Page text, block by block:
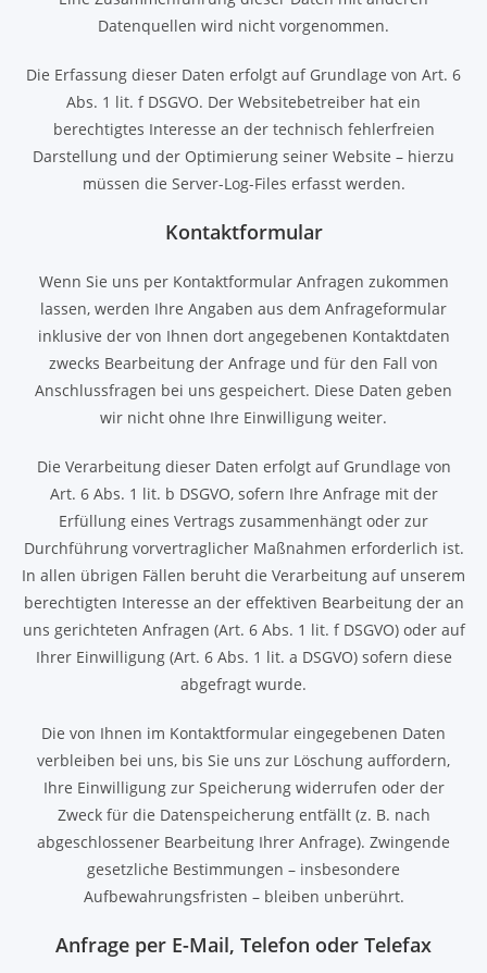
Datenquellen wird nicht vorgenommen.
Die Erfassung dieser Daten erfolgt auf Grundlage von Art. 6
Abs. 1 lit. f DSGVO. Der Websitebetreiber hat ein
berechtigtes Interesse an der technisch fehlerfreien
Darstellung und der Optimierung seiner Website – hierzu
müssen die Server-Log-Files erfasst werden.
Kontaktformular
Wenn Sie uns per Kontaktformular Anfragen zukommen
lassen, werden Ihre Angaben aus dem Anfrageformular
inklusive der von Ihnen dort angegebenen Kontaktdaten
zwecks Bearbeitung der Anfrage und für den Fall von
Anschlussfragen bei uns gespeichert. Diese Daten geben
wir nicht ohne Ihre Einwilligung weiter.
Die Verarbeitung dieser Daten erfolgt auf Grundlage von
Art. 6 Abs. 1 lit. b DSGVO, sofern Ihre Anfrage mit der
Erfüllung eines Vertrags zusammenhängt oder zur
Durchführung vorvertraglicher Maßnahmen erforderlich ist.
In allen übrigen Fällen beruht die Verarbeitung auf unserem
berechtigten Interesse an der effektiven Bearbeitung der an
uns gerichteten Anfragen (Art. 6 Abs. 1 lit. f DSGVO) oder auf
Ihrer Einwilligung (Art. 6 Abs. 1 lit. a DSGVO) sofern diese
abgefragt wurde.
Die von Ihnen im Kontaktformular eingegebenen Daten
verbleiben bei uns, bis Sie uns zur Löschung auffordern,
Ihre Einwilligung zur Speicherung widerrufen oder der
Zweck für die Datenspeicherung entfällt (z. B. nach
abgeschlossener Bearbeitung Ihrer Anfrage). Zwingende
gesetzliche Bestimmungen – insbesondere
Aufbewahrungsfristen – bleiben unberührt.
Anfrage per E-Mail, Telefon oder Telefax